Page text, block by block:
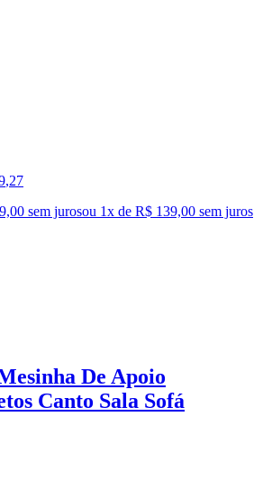
,27
sem jurosou 1x de R$ 139,00 sem juros
De Apoio
Canto Sala Sofá